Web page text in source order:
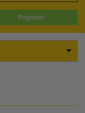
Registrati